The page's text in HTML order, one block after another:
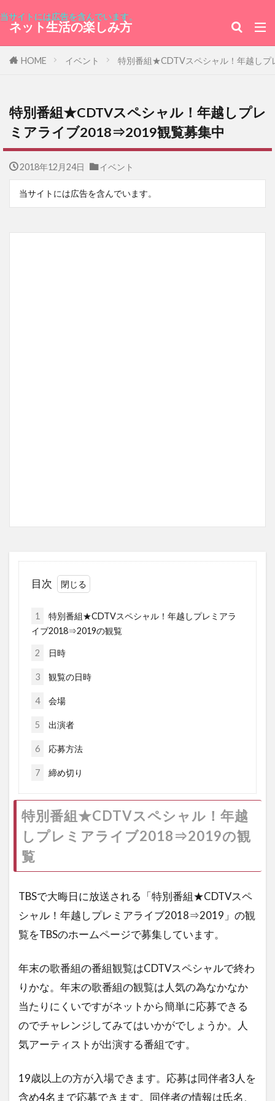
当サイトには広告を含んでいます。
ネット生活の楽しみ方
HOME イベント 特別番組★CDTVスペシャル！年越し
特別番組★CDTVスペシャル！年越しプレ
ミアライブ2018⇒2019観覧募集中
2018年12月24日 イベント
当サイトには広告を含んでいます。
目次
1
特別番組★CDTVスペシャル！年越しプレミアラ
イブ2018⇒2019の観覧
2 日時
3 観覧の日時
4 会場
5 出演者
6 応募方法
7 締め切り
特別番組★CDTVスペシャル！年越
しプレミアライブ2018⇒2019の観
覧
TBSで大晦日に放送される「特別番組★CDTVスペ
シャル！年越しプレミアライブ2018⇒2019」の観
覧をTBSのホームページで募集しています。
年末の歌番組の番組観覧はCDTVスペシャルで終わ
りかな。年末の歌番組の観覧は人気の為なかなか
当たりにくいですがネットから簡単に応募できる
のでチャレンジしてみてはいかがでしょうか。人
気アーティストが出演する番組です。
19歳以上の方が入場できます。応募は同伴者3人を
含め4名まで応募できます。同伴者の情報は氏名、